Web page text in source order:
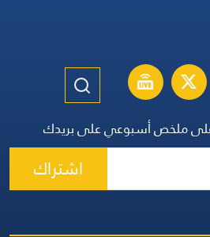
ملخص أسبوعي على بريدك
اشتراك